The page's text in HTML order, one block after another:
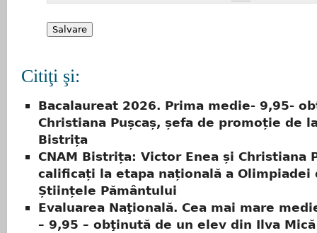
Citiţi şi:
Bacalaureat 2026. Prima medie- 9,95-
Christiana Pușcaș, șefa de promoție de
Bistrița
CNAM Bistrița: Victor Enea și Christiana
calificați la etapa națională a Olimpiadei
Științele Pământului
Evaluarea Naţională. Cea mai mare
– 9,95 – obţinută de un elev din Ilva Mică